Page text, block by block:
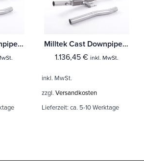
Milltek Cast Downpipe with Race Cat Audi A3 2.0T FSI 2WD 3-Türer
Milltek Cast Downpipe with HJS High Flow Sports Cat Audi A3 1.8 TSI 2WD 3-Türer
1.136,45 € inkl. MwSt.
inkl. MwSt.
zzgl. Versandkosten
Lieferzeit: ca. 5-10 Werktage